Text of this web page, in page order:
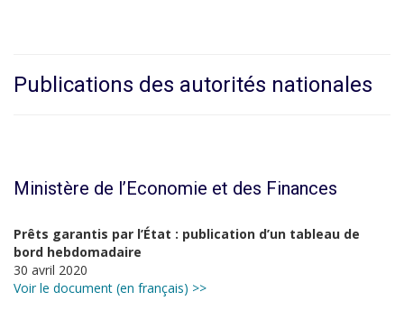
Publications des autorités nationales
Ministère de l’Economie et des Finances
Prêts garantis par l’État : publication d’un tableau de
bord hebdomadaire
30 avril 2020
Voir le document (en français) >>